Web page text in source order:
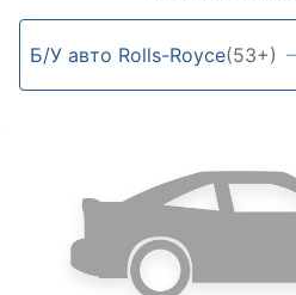
Б/У авто Rolls-Royce(53+)